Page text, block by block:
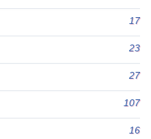
17
23
27
107
16